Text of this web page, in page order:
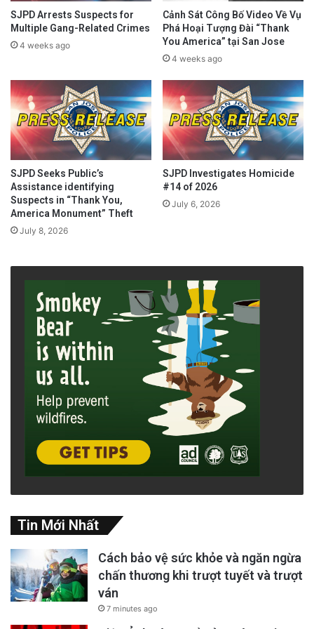
SJPD Arrests Suspects for
Multiple Gang-Related Crimes
4 weeks ago
Cảnh Sát Công Bố Video Về Vụ
Phá Hoại Tượng Đài “Thank
You America” tại San Jose
4 weeks ago
SJPD Seeks Public’s
Assistance identifying
Suspects in “Thank You,
America Monument” Theft
July 8, 2026
SJPD Investigates Homicide
#14 of 2026
July 6, 2026
Tin Mới Nhất
Cách bảo vệ sức khỏe và ngăn ngừa
chấn thương khi trượt tuyết và trượt
ván
7 minutes ago